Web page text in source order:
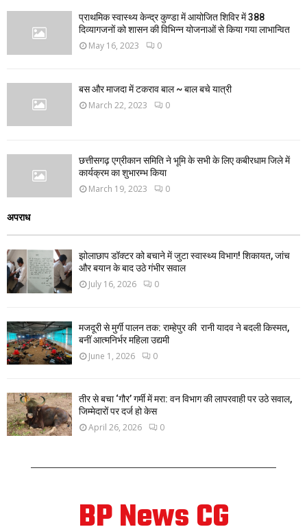
प्राथमिक स्वास्थ्य केन्द्र कुण्डा में आयोजित शिविर में 388
दिव्यागजनों को शासन की विभिन्न योजनाओं से किया गया लाभान्वित
May 16, 2023 0
बस और माजदा में टकराव बाल ~ बाल बचे यात्री
March 22, 2023 0
छत्तीसगढ़ एग्रीकान समिति ने भूमि के सभी के लिए कबीरधाम जिले में
कार्यक्रम का शुभारम्भ किया
March 19, 2023 0
अपराध
झोलाछाप डॉक्टर को बचाने में जुटा स्वास्थ्य विभाग! शिकायत, जांच
और बयान के बाद उठे गंभीर सवाल
July 16, 2026 0
मजदूरी से मुर्गी पालन तक: राम्हेपुर की रानी यादव ने बदली किस्मत,
बनीं आत्मनिर्भर महिला उद्यमी
June 1, 2026 0
तीर से बचा ‘गौर’ गर्मी में मरा: वन विभाग की लापरवाही पर उठे सवाल,
जिम्मेदारों पर दर्ज हो केस
April 26, 2026 0